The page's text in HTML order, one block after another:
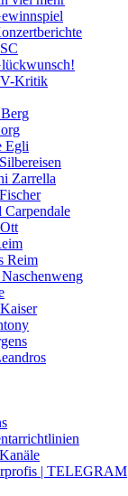
Kritik
Egli
Zarrella
Reim
| TELEGRAM